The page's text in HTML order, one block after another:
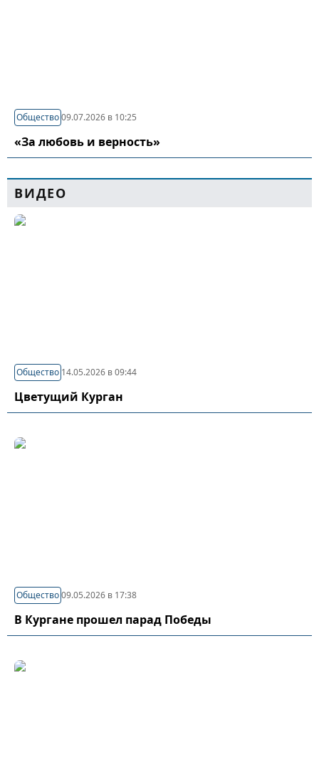
Общество09.07.2026 в 10:25
«За любовь и верность»
ВИДЕО
Общество 14.05.2026 в 09:44
Цветущий Курган
Общество09.05.2026 в 17:38
В Кургане прошел парад Победы